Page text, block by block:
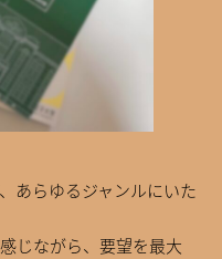
あらゆるジャンルにいた
じながら、要望を最大